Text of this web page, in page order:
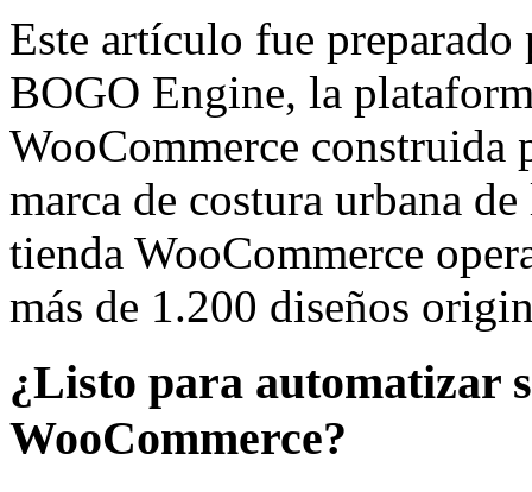
Este artículo fue
BOGO Engine, la
WooCommerce
marca de costura urbana
tienda WooCommerce
más de 1.200 diseños
¿Listo para automatizar
WooCommerce?